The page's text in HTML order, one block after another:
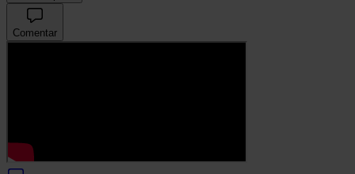
Comentar